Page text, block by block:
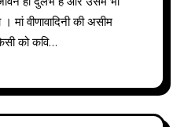
मां वीणावादिनी की असीम
को कवि…